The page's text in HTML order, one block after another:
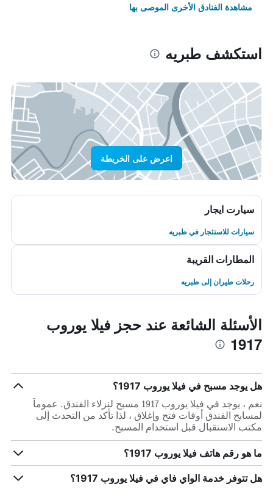
مشاهدة الفنادق الأخرى الموصى بها
استكشف طبريه
اعرض على الخريطة
سيارت ايجار
سيارات للاستئجار في طبريه
المطارات القريبة
رحلات طيران إلى طبريه
الأسئلة الشائعة عند حجز فيلا يوروب
1917
هل يوجد مسبح في فيلا يوروب 1917؟
نعم ، يوجد في فيلا يوروب 1917 مسبح لنزلاء الفندق. عموماً
لمسابح الفندق أوقات فتح وإغلاق ، لذا تأكد من التحدث إلى
مكتب الاستقبال قبل استخدام المسبح.
ما هو رقم هاتف فيلا يوروب 1917؟
هل تتوفر خدمة الواي فاي في فيلا يوروب 1917؟